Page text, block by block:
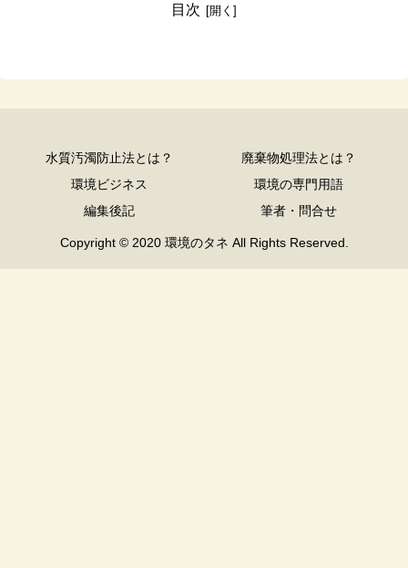
目次
水質汚濁防止法とは？
廃棄物処理法とは？
環境ビジネス
環境の専門用語
編集後記
筆者・問合せ
Copyright © 2020 環境のタネ All Rights Reserved.